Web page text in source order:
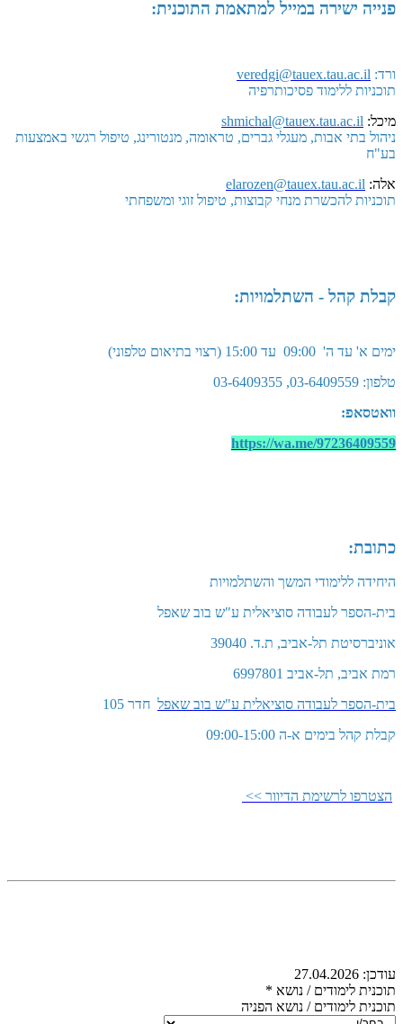
פנייה ישירה במייל למתאמת התוכנית:
ורד: veredgi@tauex.tau.ac.il
תוכניות ללימוד פסיכותרפיה
מיכל: shmichal@tauex.tau.ac.il
ניהול בתי אבות, מעגלי גברים, טראומה, מנטורינג, טיפול רגשי באמצעות
בע"ח
אלה:
elarozen@tauex.tau.ac.il
תוכניות להכשרת מנחי קבוצות, טיפול זוגי ומשפחתי
קבלת קהל - השתלמויות:
ימים א' עד ה' 09:00 עד 15:00 (רצוי בתיאום טלפוני)
טלפון: 03-6409559, 03-6409355
וואטסאפ:
https://wa.me/97236409559
כתובת:
היחידה ללימודי המשך והשתלמויות
בית-הספר לעבודה סוציאלית ע"ש בוב שאפל
אוניברסיטת תל-אביב, ת.ד. 39040
רמת אביב, תל-אביב 6997801
בית-הספר לעבודה סוציאלית ע"ש בוב שאפל חדר 105
קבלת קהל בימים א-ה 09:00-15:00
הצטרפו לרשימת הדיוור >>
עודכן: 27.04.2026
תוכנית לימודים / נושא *
תוכנית לימודים / נושא הפניה